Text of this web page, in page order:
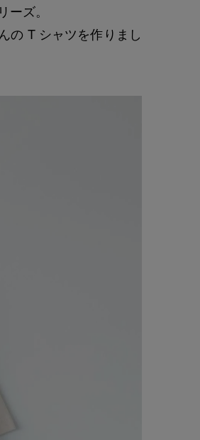
ズ。
の T シャツを作りまし